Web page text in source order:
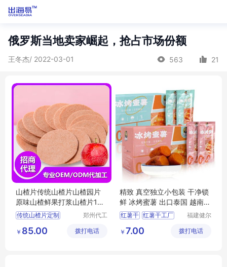
俄罗斯当地卖家崛起，抢占市场份额
王冬杰/ 2022-03-01 563 21
山楂片传统山楂片山楂园片
原味山楂鲜果打浆山楂片10K
G
传统山楂片定制
传统山楂片代加工
郑州代工
技有限公
￥ 85.00 拨打电话
精致 真空独立小包装 干净锁
鲜 冰烤蜜薯 出口泰国 越南
美味健康
红薯干 红薯干工厂
红薯干加工厂家
福建健尔
限公司
￥ 7.00 拨打电话